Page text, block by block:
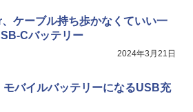
ケーブル持ち歩かなくていい一
Cバッテリー
2024年3月21日
モバイルバッテリーになるUSB充